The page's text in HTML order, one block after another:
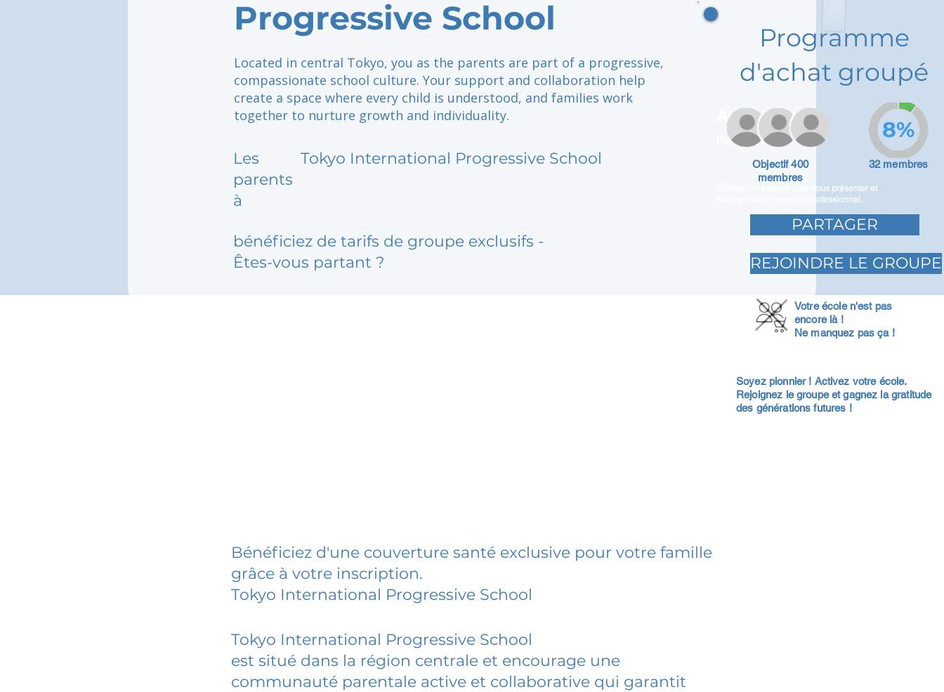
Progressive School
Located in central Tokyo, you as the parents are part of a progressive,
compassionate school culture. Your support and collaboration help
create a space where every child is understood, and families work
together to nurture growth and individuality.
Les
parents
à
Tokyo International Progressive School
bénéficiez de tarifs de groupe exclusifs -
Êtes-vous partant ?
Adam Caar
Promoteur
Utilisez cet espace pour vous présenter et
partager votre parcours professionnel.
Programme
d'achat groupé
Objectif 400
membres
32 membres
8%
PARTAGER
REJOINDRE LE GROUPE
Votre école n'est pas
encore là !
Ne manquez pas ça !
Soyez pionnier ! Activez votre école.
Rejoignez le groupe et gagnez la gratitude
des générations futures !
Bénéficiez d'une couverture santé exclusive pour votre famille
grâce à votre inscription.
Tokyo International Progressive School
Tokyo International Progressive School
est situé dans la région centrale et encourage une
communauté parentale active et collaborative qui garantit